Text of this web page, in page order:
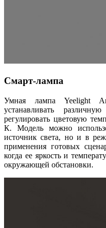
Смарт-лампа
Умная лампа Yeelight
устанавливать
регулировать цветовую
К. Модель можно
источник света, но и в
применения готовых
когда ее яркость и
окружающей обстановки.